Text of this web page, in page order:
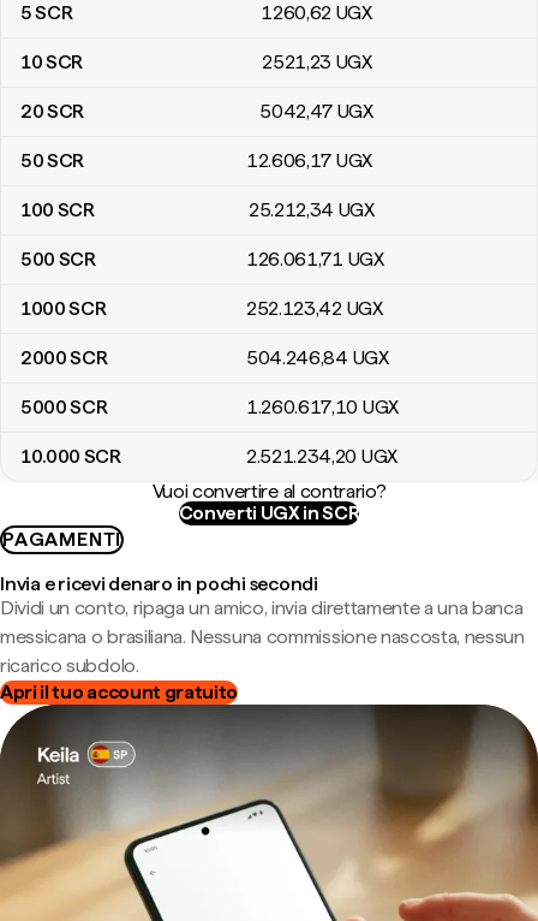
5SCR 1260,62 UGX
10SCR 2521,23 UGX
20SCR 5042,47 UGX
50SCR 12.606,17 UGX
100 SCR 25.212,34 UGX
500 SCR 126.061,71 UGX
1000SCR 252.123,42 UGX
2000SCR 504.246,84 UGX
5000SCR 1.260.617,10 UGX
10.000 SCR 2.521.234,20 UGX
Vuoi convertire al contrario?
Converti UGX in SCR
PAGAMENTI
Invia e ricevi denaro in pochi secondi
Dividi un conto, ripaga un amico, invia direttamente a una banca
messicana o brasiliana. Nessuna commissione nascosta, nessun
ricarico subdolo.
Apri il tuo account gratuito